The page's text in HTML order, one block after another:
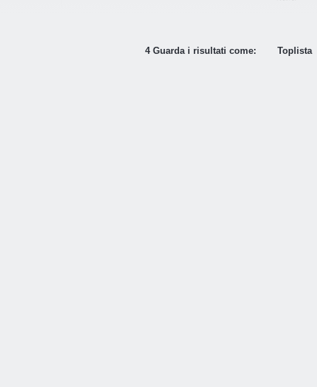
4 Guarda i risultati come: Toplista